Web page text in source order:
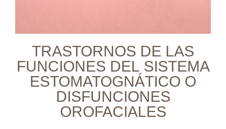
TRASTORNOS DE LAS
FUNCIONES DEL SISTEMA
ESTOMATOGNÁTICO O
DISFUNCIONES
OROFACIALES